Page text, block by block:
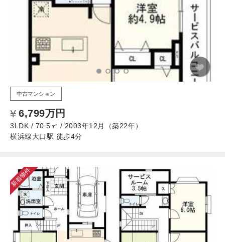
中古マンション
6,799万円
3LDK / 70.5㎡ / 2003年12月（築22年）
横浜線大口駅 徒歩4分
新着物件